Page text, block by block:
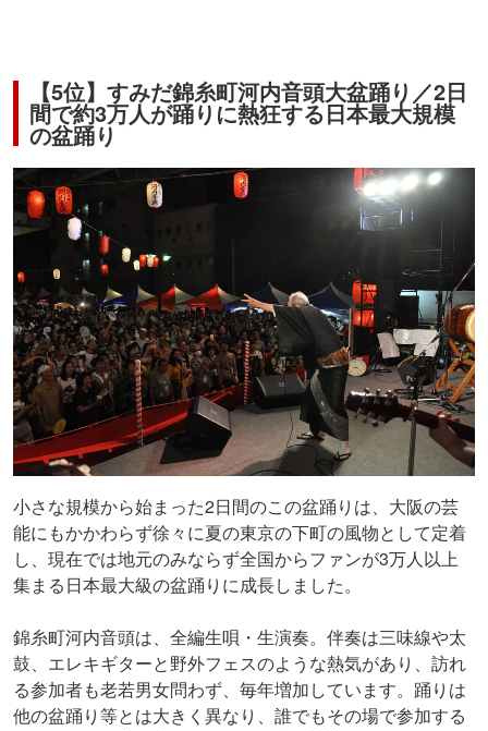
【5位】すみだ錦糸町河内音頭大盆踊り／2日
間で約3万人が踊りに熱狂する日本最大規模
の盆踊り
小さな規模から始まった2日間のこの盆踊りは、大阪の芸
能にもかかわらず徐々に夏の東京の下町の風物として定着
し、現在では地元のみならず全国からファンが3万人以上
集まる日本最大級の盆踊りに成長しました。
錦糸町河内音頭は、全編生唄・生演奏。伴奏は三味線や太
鼓、エレキギターと野外フェスのような熱気があり、訪れ
る参加者も老若男女問わず、毎年増加しています。踊りは
他の盆踊り等とは大きく異なり、誰でもその場で参加する